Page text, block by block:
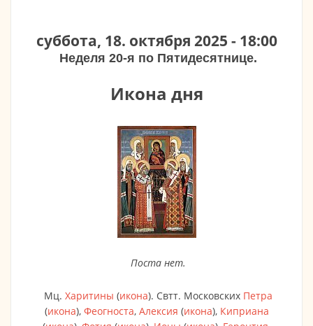
суббота, 18. октября 2025 - 18:00
Неделя 20-я по Пятидесятнице.
Икона дня
Поста нет.
Мц. Харитины (икона). Свтт. Московских Петра
(икона), Феогноста, Алексия (икона), Киприана